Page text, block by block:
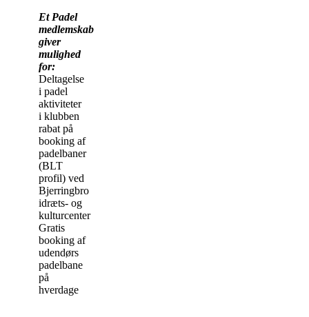
Et Padel
medlemskab
giver
mulighed
for:
Deltagelse
i padel
aktiviteter
i klubben
rabat på
booking af
padelbaner
(BLT
profil) ved
Bjerringbro
idræts- og
kulturcenter
Gratis
booking af
udendørs
padelbane
på
hverdage